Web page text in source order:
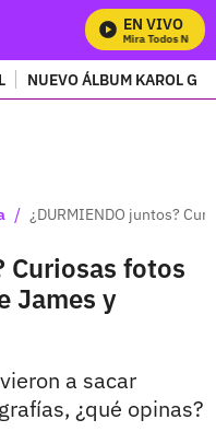
EN VIVO
Mira Todos
NUEVO ÁLBUM KAROL G
/ ¿DURMIENDO juntos?
Curiosas fotos
James y
a sacar
¿qué opinas?